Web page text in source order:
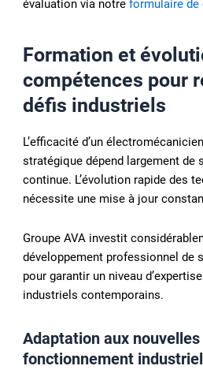
évaluation via notre formulaire de
Formation et
compétences pour
défis industriels
L’efficacité d’un
stratégique dépend largement
continue. L’évolution rapide des
nécessite une mise à jour
Groupe AVA investit
développement professionnel de
pour garantir un niveau
industriels contemporains.
Adaptation aux
fonctionnement industriel